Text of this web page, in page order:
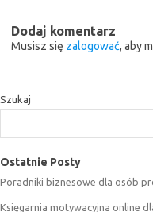
Dodaj komentarz
Musisz się zalogować, aby
Szukaj
Ostatnie Posty
Poradniki biznesowe dla osób
Księgarnia motywacyjna online